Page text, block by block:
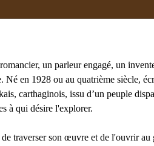
des
un parleur engagé, un
Né en 1928 ou au quatrième siècle,
carthaginois, issu d’un peuple
à qui désire l'explorer.
traverser son œuvre et de l'ouvrir au